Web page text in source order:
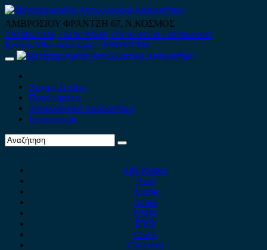
Skip
to
content
ΑΜΒΡΟΣΙΟΥ ΦΡΑΝΤΖΗ 67, Ν.ΚΟΣΜΟΣ
210 9012444 210 9239148 210 9238158 210 9026839
Κινητό-Viber-whatsapp : 6980507900
Primary
Αρχική Σελίδα
Ποιοί είμαστε
Ανταλλακτικά Αυτοκινήτων
Επικοινωνία
Alfa Romeo
Audi
Austin
Acura
BMW
BYD
Chery
Chevrolet